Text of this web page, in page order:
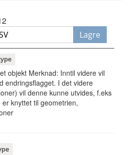
Lagre
objekt Merknad: Inntil videre vil
endringsflagget. I det videre
vil denne kunne utvides, f.eks
knyttet til geometrien,